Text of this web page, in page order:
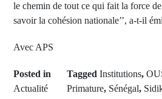
le chemin de tout ce qui fait la force
savoir la cohésion nationale’’, a-t-il
Avec APS
Posted in
Actualité
Tagged Institutions,
Primature, Sénégal,